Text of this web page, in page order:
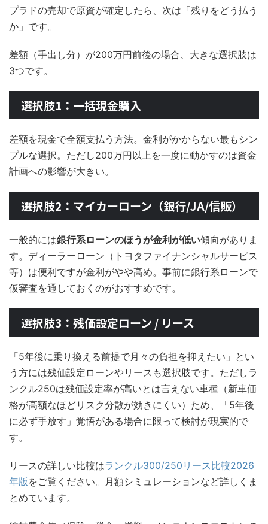
プラドの売却で原資が確定したら、次は「残りをどう払う
か」です。
差額（手出し分）が200万円前後の場合、大きな選択肢は
3つです。
選択肢1：一括現金購入
差額を現金で全額支払う方法。金利がかからない最もシン
プルな選択。ただし200万円以上を一度に動かすのは資金
計画への影響が大きい。
選択肢2：マイカーローン（銀行/JA/信販）
一般的には銀行系ローンのほうが金利が低い傾向がありま
す。ディーラーローン（トヨタファイナンシャルサービス
等）は便利ですが金利がやや高め。事前に銀行系ローンで
仮審査を通しておくのがおすすめです。
選択肢3：残価設定ローン / リース
「5年後に乗り換える前提で月々の負担を抑えたい」とい
う方には残価設定ローンやリースも選択肢です。ただしラ
ンクル250は残価設定率が高いとは言えない車種（新車価
格が高額なほどリスク分散が効きにくい）ため、「5年後
に必ず手放す」覚悟がある場合に限って検討が現実的で
す。
リースの詳しい比較はランクル300/250リース比較2026
年版 をご覧ください。月額シミュレーションなど詳しくま
とめています。